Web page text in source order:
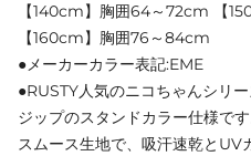
【140cm】胸囲64～72cm 【
【160cm】胸囲76～84cm
●メーカーカラー表記:EME
●RUSTY人気のニコちゃんシリ
ジップのスタンドカラー仕様で
スムース生地で、吸汗速乾とUV